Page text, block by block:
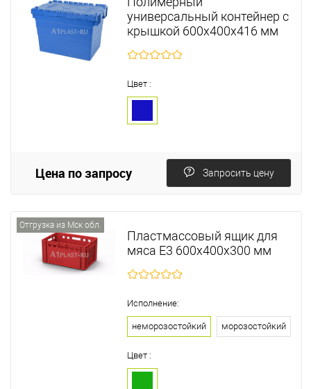
универсальный контейнер с
крышкой 600х400х416 мм
Цвет :
Цена по запросу Запросить цену
Отгрузка из Мск обл.
Пластмассовый ящик для
мяса Е3 600х400х300 мм
Исполнение:
неморозостойкий морозостойкий
Цвет :